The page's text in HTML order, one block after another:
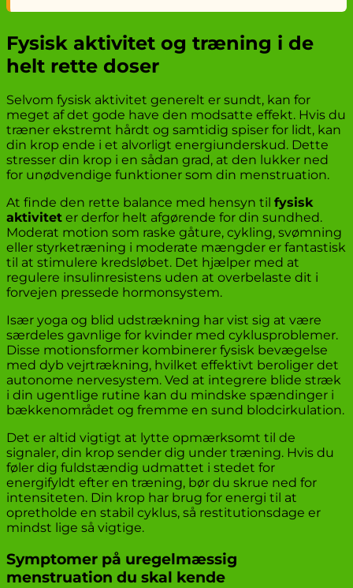
Fysisk aktivitet og træning i de
helt rette doser
Selvom fysisk aktivitet generelt er sundt, kan for
meget af det gode have den modsatte effekt. Hvis du
træner ekstremt hårdt og samtidig spiser for lidt, kan
din krop ende i et alvorligt energiunderskud. Dette
stresser din krop i en sådan grad, at den lukker ned
for unødvendige funktioner som din menstruation.
At finde den rette balance med hensyn til fysisk
aktivitet er derfor helt afgørende for din sundhed.
Moderat motion som raske gåture, cykling, svømning
eller styrketræning i moderate mængder er fantastisk
til at stimulere kredsløbet. Det hjælper med at
regulere insulinresistens uden at overbelaste dit i
forvejen pressede hormonsystem.
Især yoga og blid udstrækning har vist sig at være
særdeles gavnlige for kvinder med cyklusproblemer.
Disse motionsformer kombinerer fysisk bevægelse
med dyb vejrtrækning, hvilket effektivt beroliger det
autonome nervesystem. Ved at integrere blide stræk
i din ugentlige rutine kan du mindske spændinger i
bækkenområdet og fremme en sund blodcirkulation.
Det er altid vigtigt at lytte opmærksomt til de
signaler, din krop sender dig under træning. Hvis du
føler dig fuldstændig udmattet i stedet for
energifyldt efter en træning, bør du skrue ned for
intensiteten. Din krop har brug for energi til at
opretholde en stabil cyklus, så restitutionsdage er
mindst lige så vigtige.
Symptomer på uregelmæssig
menstruation du skal kende